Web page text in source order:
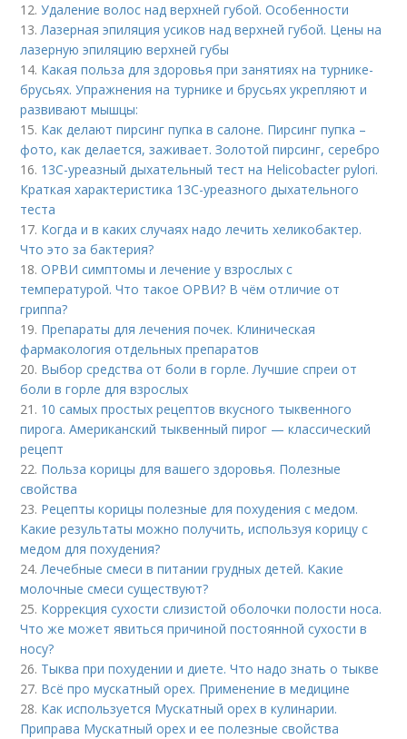
12.Удаление волос над верхней губой. Особенности
13.Лазерная эпиляция усиков над верхней губой. Цены на
лазерную эпиляцию верхней губы
14. Какая польза для здоровья при занятиях на турнике-
брусьях. Упражнения на турнике и брусьях укрепляют и
развивают мышцы:
15. Как делают пирсинг пупка в салоне. Пирсинг пупка –
фото, как делается, заживает. Золотой пирсинг, серебро
16. 13С-уреазный дыхательный тест на Helicobacter pylori.
Краткая характеристика 13С-уреазного дыхательного
теста
17. Когда и в каких случаях надо лечить хеликобактер.
Что это за бактерия?
18.ОРВИ симптомы и лечение у взрослых с
температурой. Что такое ОРВИ? В чём отличие от
гриппа?
19. Препараты для лечения почек. Клиническая
фармакология отдельных препаратов
20. Выбор средства от боли в горле. Лучшие спреи от
боли в горле для взрослых
21. 10 самых простых рецептов вкусного тыквенного
пирога. Американский тыквенный пирог — классический
рецепт
22. Польза корицы для вашего здоровья. Полезные
свойства
23. Рецепты корицы полезные для похудения с медом.
Какие результаты можно получить, используя корицу с
медом для похудения?
24.Лечебные смеси в питании грудных детей. Какие
молочные смеси существуют?
25. Коррекция сухости слизистой оболочки полости носа.
Что же может явиться причиной постоянной сухости в
носу?
26. Тыква при похудении и диете. Что надо знать о тыкве
27. Всё про мускатный орех. Применение в медицине
28. Как используется Мускатный орех в кулинарии.
Приправа Мускатный орех и ее полезные свойства